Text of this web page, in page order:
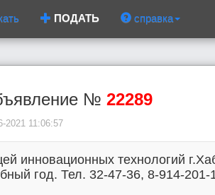
ПОДАТЬ справка
№ 22289
2021 11:06:57
инновационных технологий
год. Тел. 32-47-36, 8-914-201-